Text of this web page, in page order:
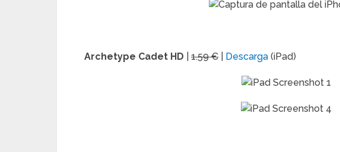
Archetype Cadet HD 1.59 € Descarga (iPad)